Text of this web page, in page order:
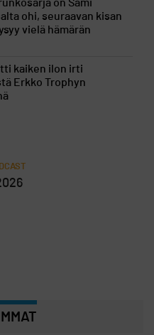
on Sami
ohi, seuraavan kisan
vielä hämärän
kaiken ilon irti
Erkko Trophyn